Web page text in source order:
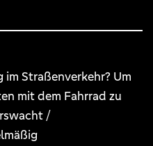
Straßenverkehr? Um
mit dem Fahrrad zu
/